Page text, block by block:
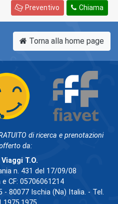
Chiama
Preventivo
Torna alla home page
di ricerca e prenotazioni
da:
T.O.
n. 431 del 17/09/08
CF: 05706061214
- 80077 Ischia (Na) Italia. - Tel.